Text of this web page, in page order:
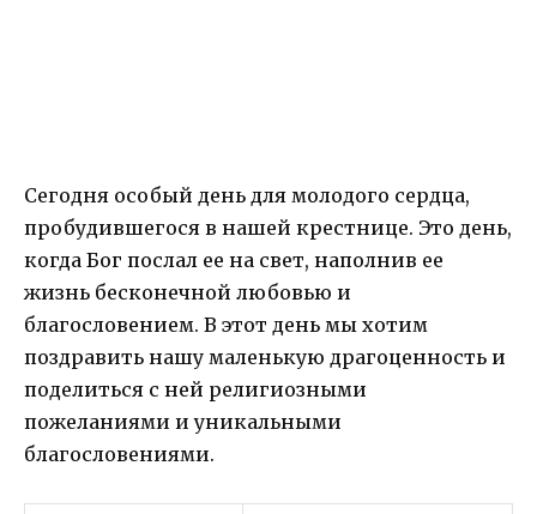
Сегодня особый день для молодого сердца,
пробудившегося в нашей крестнице. Это день,
когда Бог послал ее на свет, наполнив ее
жизнь бесконечной любовью и
благословением. В этот день мы хотим
поздравить нашу маленькую драгоценность и
поделиться с ней религиозными
пожеланиями и уникальными
благословениями.